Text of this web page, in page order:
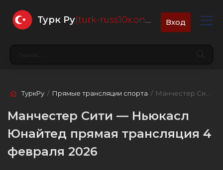
Турк Ру(turk-russ10x.online) Вход
ТуркРу / Прямые трансляции спорта / Манчестер Сити — Ньюкасл Юнайтед
Манчестер Сити — Ньюкасл
Юнайтед прямая трансляция 4
февраля 2026